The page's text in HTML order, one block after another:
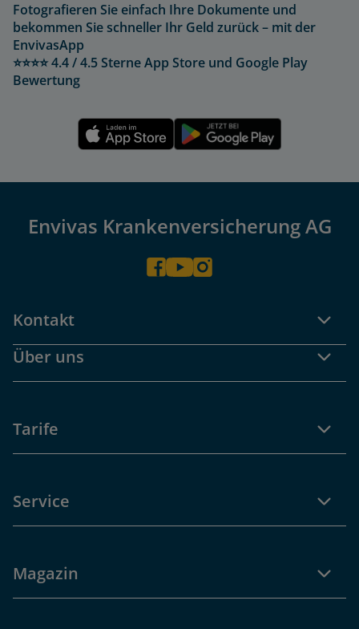
Fotografieren Sie einfach Ihre Dokumente und
bekommen Sie schneller Ihr Geld zurück – mit der
EnvivasApp
⭐⭐⭐⭐ 4.4 / 4.5 Sterne App Store und Google Play
Bewertung
Envivas Krankenversicherung AG
Kontakt
Über uns
Tarife
Service
Magazin